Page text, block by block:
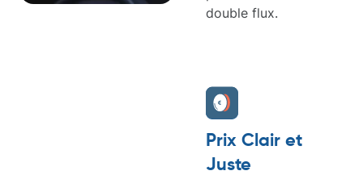
double flux.
Prix Clair et
Juste